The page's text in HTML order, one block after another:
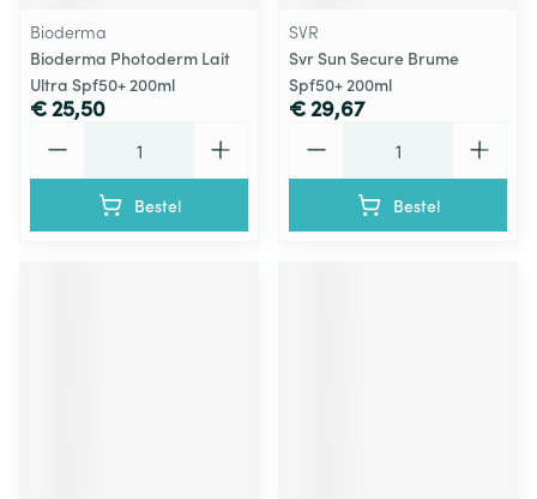
Bioderma
Bioderma Photoderm Lait
Ultra Spf50+ 200ml
€ 25,50
Bestel
SVR
Svr Sun Secure Brume
Spf50+ 200ml
€ 29,67
Bestel